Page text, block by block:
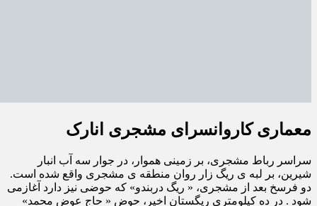
معماری کاروانسرای مشجری انارک
سراسر رباط مشجری، بر زمینی هموار، در جوار سه آب انبار
شیرین، بر لبه ی ریگ زار روان منطقه ی مشجری واقع شده است.
دو فرسخ بعد از مشجری، « ریگ دربندو» که حوضی نیز دارد آغازمی
شود . در ده کیلومتری ریگستان اخیر، حوض « حاج عوض محمد»